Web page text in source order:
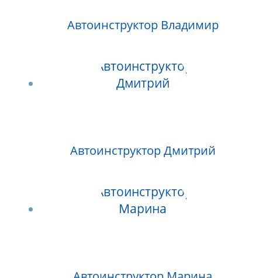
Автоинструктор Владимир
Автоинструктор Дмитрий